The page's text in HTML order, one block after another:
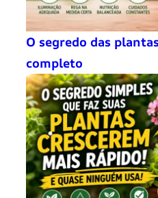
O segredo das
completo